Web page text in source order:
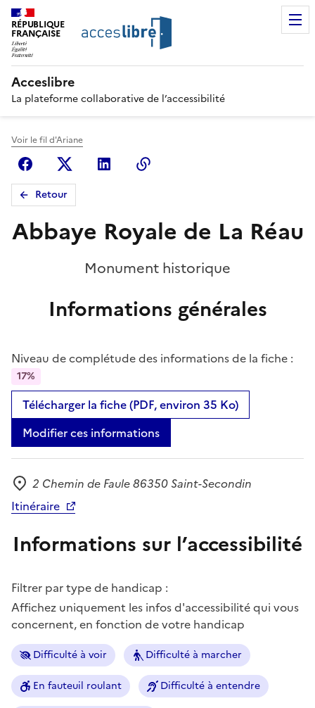
RÉPUBLIQUE
FRANÇAISE
Acceslibre
La plateforme collaborative de l’accessibilité
Voir le fil d'Ariane
FacebookX (anciennement Twitter)
Linkedin
Retour
Abbaye Royale de La Réau
Monument historique
Informations générales
Niveau de complétude des informations de la fiche :
17%
Télécharger la fiche (PDF, environ 35 Ko)
Modifier ces informations
Adresse
2 Chemin de Faule 86350 Saint-Secondin
Itinéraire
Informations sur l’accessibilité
Filtrer par type de handicap :
Affichez uniquement les infos d'accessibilité qui vous
concernent, en fonction de votre handicap
Difficulté à voir Difficulté à marcher
En fauteuil roulant Difficulté à entendre